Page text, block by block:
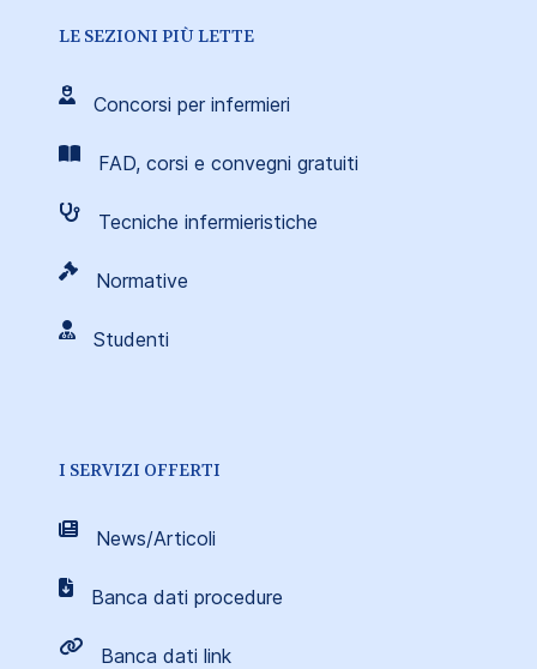
LE SEZIONI PIÙ LETTE
Concorsi per infermieri
FAD, corsi e convegni gratuiti
Tecniche infermieristiche
Normative
Studenti
I SERVIZI OFFERTI
News/Articoli
Banca dati procedure
Banca dati link